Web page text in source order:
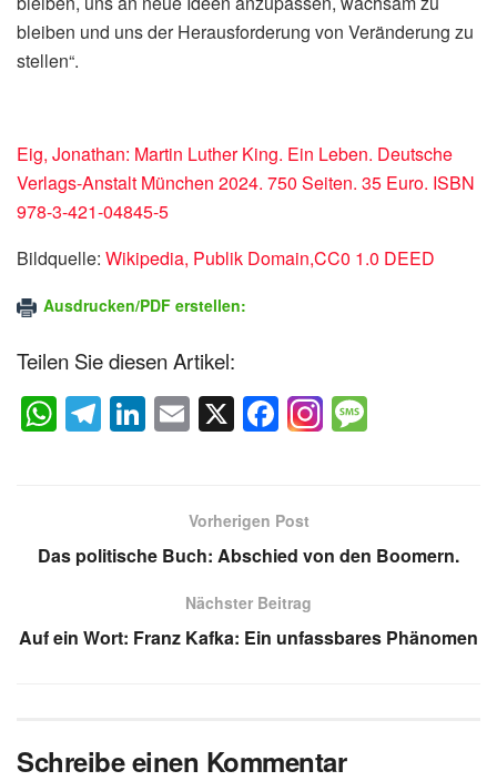
bleiben und uns der Herausforderung von Veränderung zu
stellen“.
Eig, Jonathan: Martin Luther King. Ein Leben. Deutsche
Verlags-Anstalt München 2024. 750 Seiten. 35 Euro. ISBN
978-3-421-04845-5
Bildquelle: Wikipedia, Publik Domain,CC0 1.0 DEED
Ausdrucken/PDF erstellen:
Teilen Sie diesen Artikel:
W
h
A
p
T
el
a
Li
n
dI
E
m
X F
a
e
b
o
o
k
g
Vorherigen Post
Das politische Buch: Abschied von den Boomern.
Nächster Beitrag
Auf ein Wort: Franz Kafka: Ein unfassbares Phänomen
Schreibe einen Kommentar